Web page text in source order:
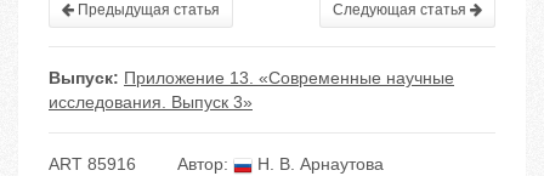
Предыдущая статья Следующая статья
Выпуск: Приложение 13. «Современные научные
исследования. Выпуск 3»
ART 85916 Автор: Н. В. Арнаутова